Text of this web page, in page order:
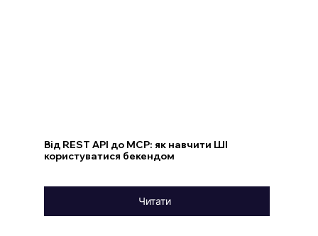
Від REST API до MCP: як навчити ШІ
користуватися бекендом
Читати